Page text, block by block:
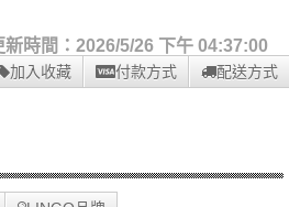
新時間：2026/5/26 下午 04:37:00
加入收藏 付款方式 配送方式